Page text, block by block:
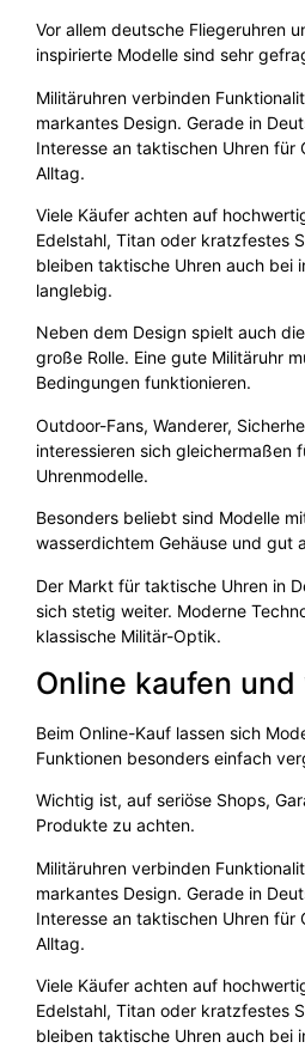
Vor allem deutsche Fliegeruhren
inspirierte Modelle sind sehr
Militäruhren verbinden
markantes Design. Gerade in
Interesse an taktischen Uhren für
Alltag.
Viele Käufer achten auf
Edelstahl, Titan oder kratzfestes
bleiben taktische Uhren auch bei
langlebig.
Neben dem Design spielt auch
große Rolle. Eine gute Militäruhr
Bedingungen funktionieren.
Outdoor-Fans, Wanderer,
interessieren sich gleichermaßen
Uhrenmodelle.
Besonders beliebt sind Modelle
wasserdichtem Gehäuse und gut
Der Markt für taktische Uhren in
sich stetig weiter. Moderne
klassische Militär-Optik.
Online kaufen
Beim Online-Kauf lassen sich
Funktionen besonders einfach
Wichtig ist, auf seriöse Shops,
Produkte zu achten.
Militäruhren verbinden
markantes Design. Gerade in
Interesse an taktischen Uhren für
Alltag.
Viele Käufer achten auf
Edelstahl, Titan oder kratzfestes
bleiben taktische Uhren auch bei